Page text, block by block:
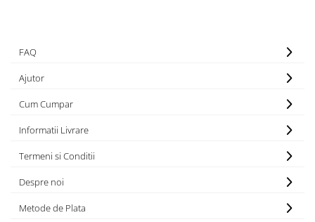
FAQ
Ajutor
Cum Cumpar
Informatii Livrare
Termeni si Conditii
Despre noi
Metode de Plata